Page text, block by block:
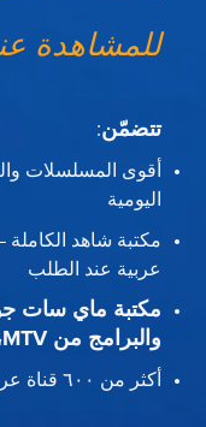
للمشاهدة
تتضمّن:
أقوى المسلسلات
اليومية
مكتبة شاهد
عربية عند الطلب
مكتبة ماي سات
والبرامج من MTV، الجديد وLBCI
أكثر من ٦٠٠ قناة عربية وأمريكية مجانية